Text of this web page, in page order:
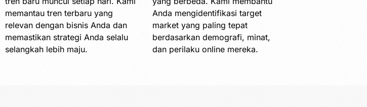
memantau tren terbaru yang
relevan dengan bisnis Anda dan
memastikan strategi Anda selalu
selangkah lebih maju.
Anda mengidentifikasi target
market yang paling tepat
berdasarkan demografi, minat,
dan perilaku online mereka.